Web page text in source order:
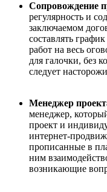
Сопровождение
регулярность и
заключаемом
составлять
работ на весь
для галочки, без
следует
Менеджер
менеджер,
проект и
интернет-
прописанные в
ним
возникающие